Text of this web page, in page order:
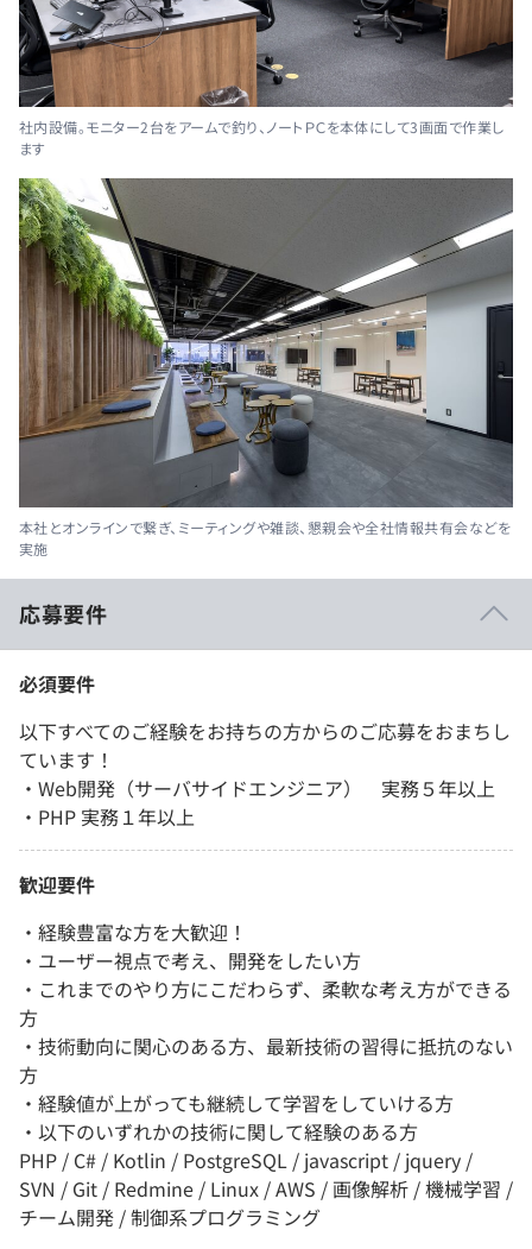
社内設備。モニター2台をアームで釣り、ノートＰＣを本体にして3画面で作業し
ます
本社とオンラインで繋ぎ、ミーティングや雑談、懇親会や全社情報共有会などを
実施
応募要件
必須要件
以下すべてのご経験をお持ちの方からのご応募をおまちし
ています！
・Web開発（サーバサイドエンジニア） 実務５年以上
・PHP 実務１年以上
歓迎要件
・経験豊富な方を大歓迎！
・ユーザー視点で考え、開発をしたい方
・これまでのやり方にこだわらず、柔軟な考え方ができる
方
・技術動向に関心のある方、最新技術の習得に抵抗のない
方
・経験値が上がっても継続して学習をしていける方
・以下のいずれかの技術に関して経験のある方
PHP / C# / Kotlin / PostgreSQL / javascript / jquery /
SVN / Git / Redmine / Linux / AWS / 画像解析 / 機械学習 /
チーム開発 / 制御系プログラミング